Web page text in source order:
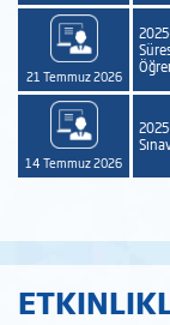
21 Temmuz 2026
14 Temmuz 2026